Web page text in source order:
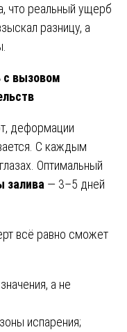
что реальный ущерб
разницу, а
с вызовом
деформации
С каждым
Оптимальный
залива — 3–5 дней
всё равно сможет
а не
испарения;